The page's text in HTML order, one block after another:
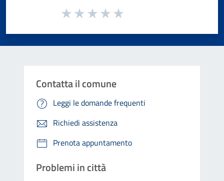
Valuta da 1 a 5 stelle la pagina
Contatta il comune
Leggi le domande frequenti
Richiedi assistenza
Prenota appuntamento
Problemi in città